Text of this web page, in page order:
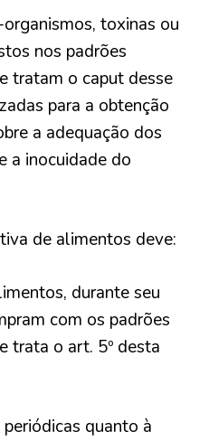
toxinas ou
nos padrões
tratam o caput desse
para a obtenção
a adequação dos
a inocuidade do
de alimentos deve:
durante seu
com os padrões
trata o art. 5º desta
quanto à